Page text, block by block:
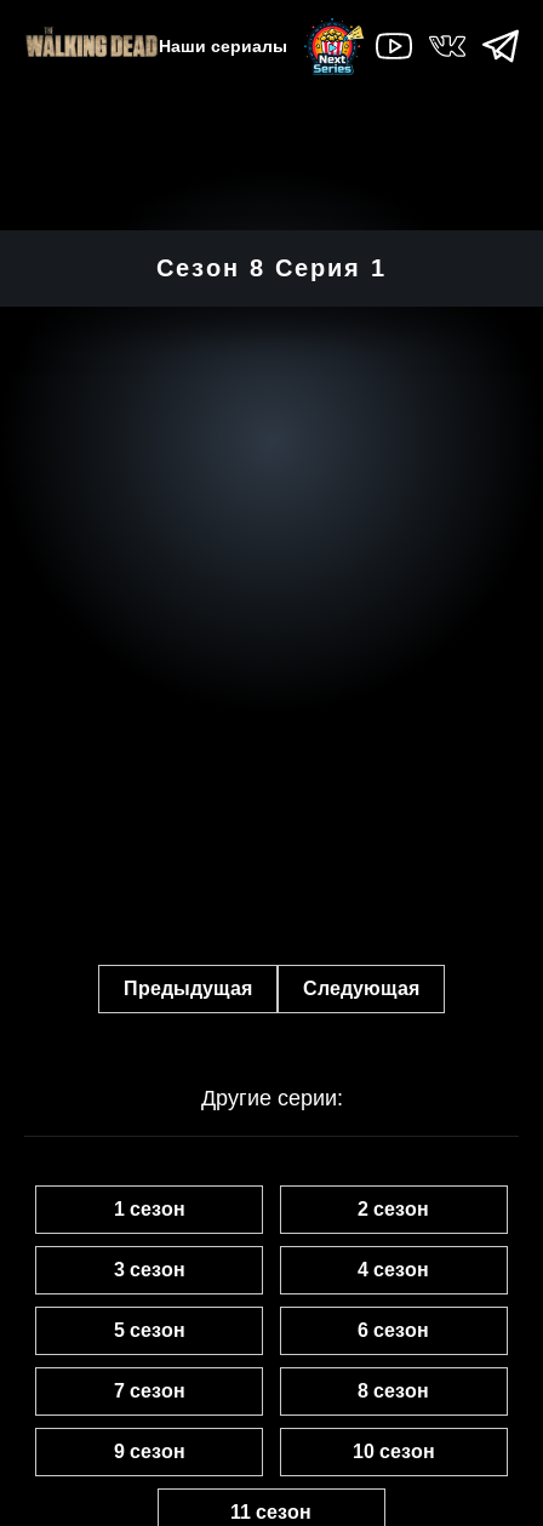
Наши сериалы
Сезон 8 Серия 1
Предыдущая Следующая
Другие серии:
1 сезон 2 сезон
3 сезон 4 сезон
5 сезон 6 сезон
7 сезон 8 сезон
9 сезон 10 сезон
11 сезон